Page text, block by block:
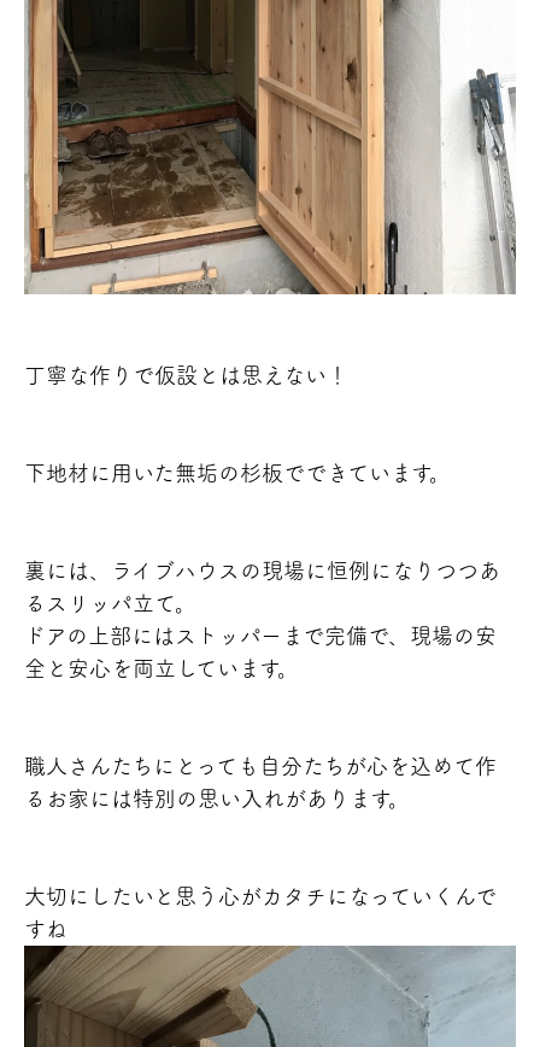
丁寧な作りで仮設とは思えない！
下地材に用いた無垢の杉板でできています。
裏には、ライブハウスの現場に恒例になりつつあ
るスリッパ立て。
ドアの上部にはストッパーまで完備で、現場の安
全と安心を両立しています。
職人さんたちにとっても自分たちが心を込めて作
るお家には特別の思い入れがあります。
大切にしたいと思う心がカタチになっていくんで
すね